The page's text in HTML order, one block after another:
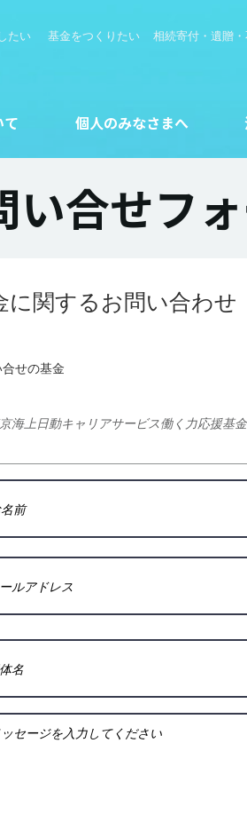
たい 基金をつくりたい 相続寄付・遺贈
て 個人のみなさまへ
い合せフ
に関するお問い合わせ
合せの基金